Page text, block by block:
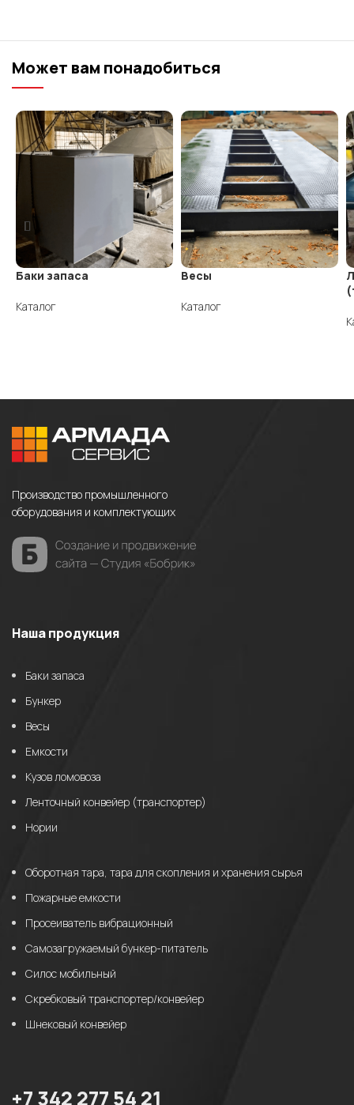
Может вам понадобиться
Баки запаса
Каталог
Весы
Каталог
Производство промышленного
оборудования и комплектующих
Наша продукция
Баки запаса
Бункер
Весы
Емкости
Кузов ломовоза
Ленточный конвейер (транспортер)
Нории
Оборотная тара, тара для скопления и хранения сырья
Пожарные емкости
Просеиватель вибрационный
Самозагружаемый бункер-питатель
Силос мобильный
Скребковый транспортер/конвейер
Шнековый конвейер
+7 342 277 54 21